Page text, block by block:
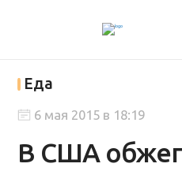
Еда
В США
6 мая 2015 в 18:19